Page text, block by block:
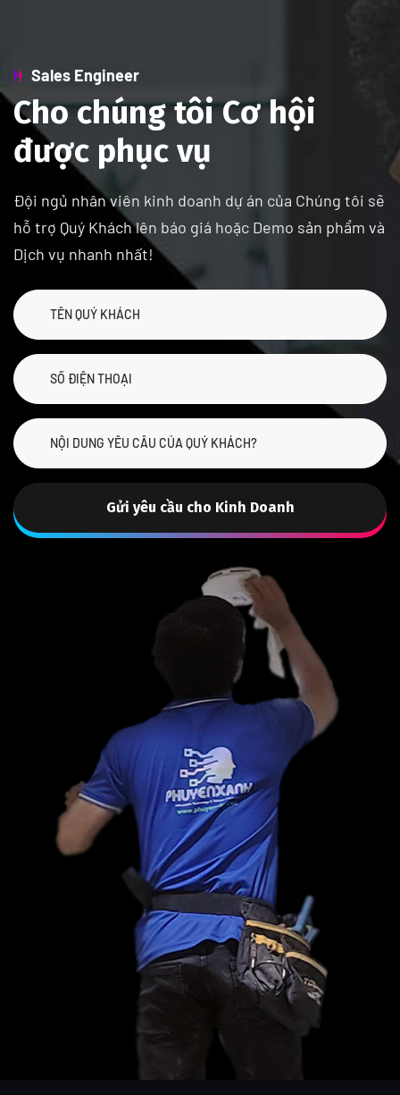
Sales Engineer
Cho chúng tôi Cơ hội
được phục vụ
Đội ngủ nhân viên kinh doanh dự án của Chúng tôi sẽ
hỗ trợ Quý Khách lên báo giá hoặc Demo sản phẩm và
Dịch vụ nhanh nhất!
Gửi yêu cầu cho Kinh Doanh